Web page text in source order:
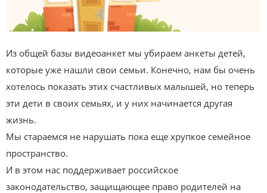
Из общей базы видеоанкет мы убираем анкеты детей,
которые уже нашли свои семьи. Конечно, нам бы очень
хотелось показать этих счастливых малышей, но теперь
эти дети в своих семьях, и у них начинается другая
жизнь.
Мы стараемся не нарушать пока еще хрупкое семейное
пространство.
И в этом нас поддерживает российское
законодательство, защищающее право родителей на